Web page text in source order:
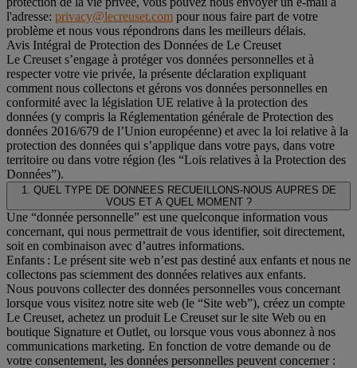
l'adresse: privacy@lecreuset.com pour nous faire part de votre
problème et nous vous répondrons dans les meilleurs délais.
Avis Intégral de Protection des Données de Le Creuset
Le Creuset s’engage à protéger vos données personnelles et à
respecter votre vie privée, la présente déclaration expliquant
comment nous collectons et gérons vos données personnelles en
conformité avec la législation UE relative à la protection des
données (y compris la Réglementation générale de Protection des
données 2016/679 de l’Union européenne) et avec la loi relative à la
protection des données qui s’applique dans votre pays, dans votre
territoire ou dans votre région (les “Lois relatives à la Protection des
Données”).
1. QUEL TYPE DE DONNEES RECUEILLONS-NOUS AUPRES DE
VOUS ET A QUEL MOMENT ?
Une “donnée personnelle” est une quelconque information vous
concernant, qui nous permettrait de vous identifier, soit directement,
soit en combinaison avec d’autres informations.
Enfants : Le présent site web n’est pas destiné aux enfants et nous ne
collectons pas sciemment des données relatives aux enfants.
Nous pouvons collecter des données personnelles vous concernant
lorsque vous visitez notre site web (le “Site web”), créez un compte
Le Creuset, achetez un produit Le Creuset sur le site Web ou en
boutique Signature et Outlet, ou lorsque vous vous abonnez à nos
communications marketing. En fonction de votre demande ou de
votre consentement, les données personnelles peuvent concerner :